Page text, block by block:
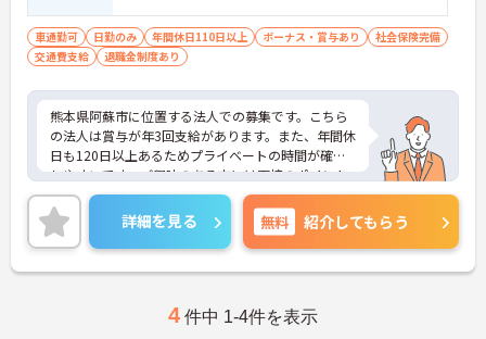
車通勤可 日勤のみ 年間休日110日以上 ボーナス・賞与あり
社会保険完備
交通費支給
退職金制度あり
熊本県阿蘇市に位置する法人での募集です。こちら
の法人は賞与が年3回支給があります。また、年間休
日も120日以上あるためプライベートの時間が確保
しやすいです。ご興味のある方には面接のポイント
をお伝えしますので、お気軽にお問い合わせくださ
い。
詳細を見る 無料 紹介してもらう
4 件中 1-4件を表示